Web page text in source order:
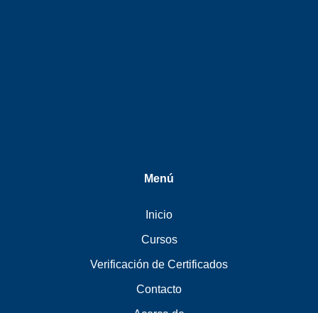
Menú
Inicio
Cursos
Verificación de Certificados
Contacto